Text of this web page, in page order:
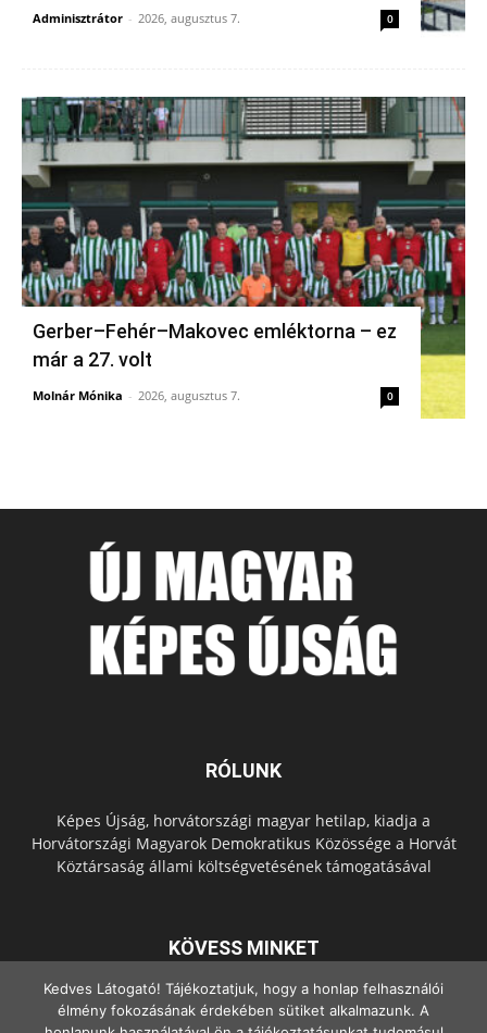
Adminisztrátor - 2026, augusztus 7. 0
Gerber–Fehér–Makovec emléktorna – ez
már a 27. volt
Molnár Mónika - 2026, augusztus 7. 0
RÓLUNK
Képes Újság, horvátországi magyar hetilap, kiadja a
Horvátországi Magyarok Demokratikus Közössége a Horvát
Köztársaság állami költségvetésének támogatásával
KÖVESS MINKET
Kedves Látogató! Tájékoztatjuk, hogy a honlap felhasználói
élmény fokozásának érdekében sütiket alkalmazunk. A